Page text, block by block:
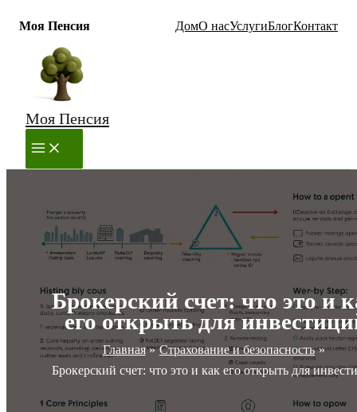
Моя Пенсия ДомО насУслугиБлогКонтакт
Перейти
содержимому
Моя Пенсия
MAIN
MENU
Брокерский счет: что это и
его открыть для
Главная
Страхование и безопасность
Брокерский счет: что это и как его открыть для